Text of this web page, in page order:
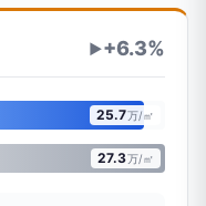
▶+6.3%
25.7万/㎡
27.3万/㎡